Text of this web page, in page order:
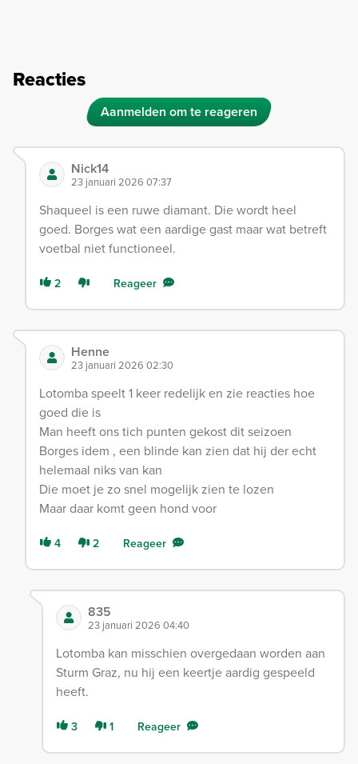
Reacties
Aanmelden om te reageren
Nick14
23 januari 2026 07:37
Shaqueel is een ruwe diamant. Die wordt heel
goed. Borges wat een aardige gast maar wat betreft
voetbal niet functioneel.
2 Reageer
Henne
23 januari 2026 02:30
Lotomba speelt 1 keer redelijk en zie reacties hoe
goed die is
Man heeft ons tich punten gekost dit seizoen
Borges idem , een blinde kan zien dat hij der echt
helemaal niks van kan
Die moet je zo snel mogelijk zien te lozen
Maar daar komt geen hond voor
4 2 Reageer
835
23 januari 2026 04:40
Lotomba kan misschien overgedaan worden aan
Sturm Graz, nu hij een keertje aardig gespeeld
heeft.
3 1 Reageer